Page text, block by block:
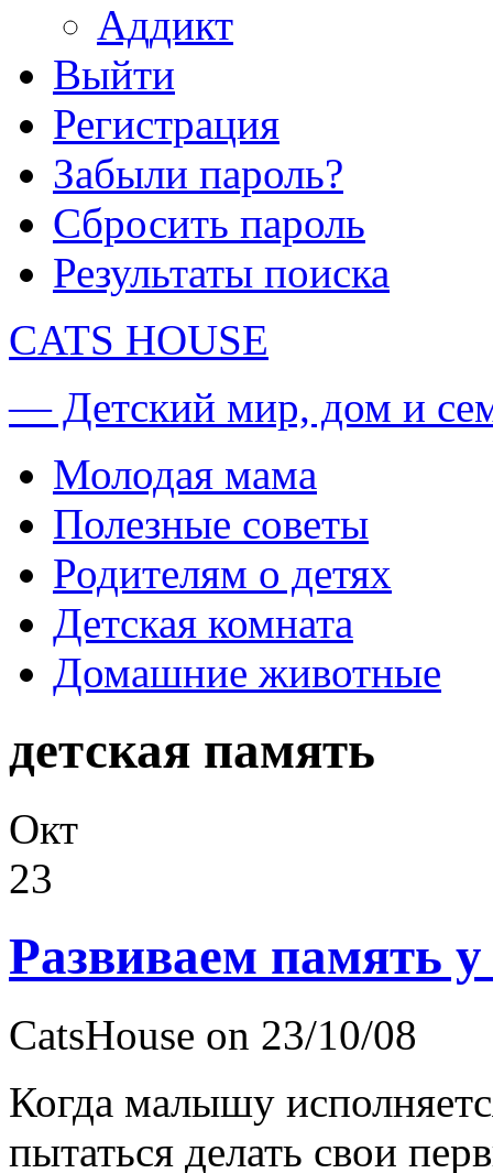
Аддикт
Выйти
Регистрация
Забыли пароль?
Сбросить пароль
Результаты поиска
CATS HOUSE
— Детский мир, дом и
Молодая мама
Полезные советы
Родителям о детях
Детская комната
Домашние животные
детская память
Окт
23
Развиваем память
CatsHouse on 23/10/08
Когда малышу
пытаться делать свои